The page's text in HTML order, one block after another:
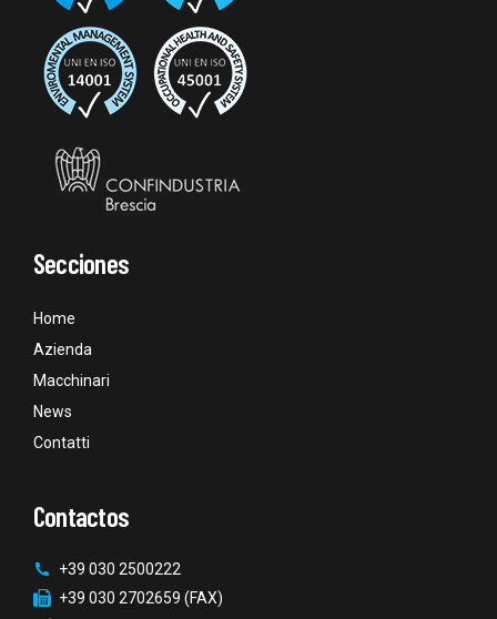
Secciones
Home
Azienda
Macchinari
News
Contatti
Contactos
+39 030 2500222
+39 030 2702659 (FAX)